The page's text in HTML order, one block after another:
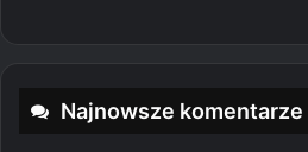
Najnowsze komentarze